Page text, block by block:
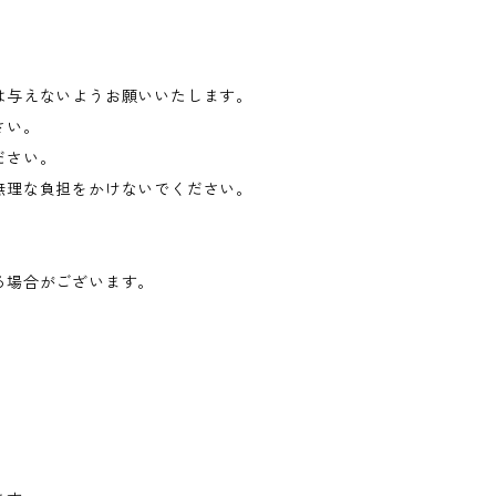
えないようお願いいたします。
。
い。
な負担をかけないでください。
合がございます。